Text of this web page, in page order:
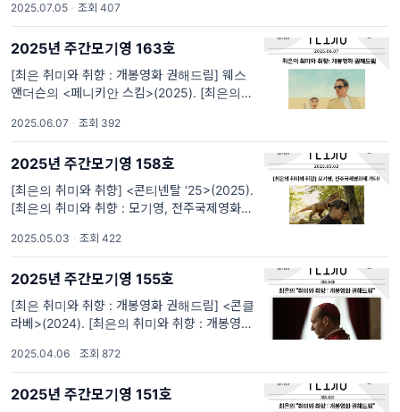
반 학생들의 이야기를 연달아 보게 되었습니다.
지난 주 모기영 시사회로 미리 만난 이란희 감
독의
2025.07.05 · 조회 407
2025년 주간모기영 163호
[최은 취미와 취향 : 개봉영화 권해드림] 웨스
앤더슨의 <페니키안 스킴>(2025). [최은의 취
<페니키안 스킴>(2025) “도살장처럼 변해버
린 세상에도 희망은 존재한다.” 웨스 앤더슨의
영화 <그랜드 부다페스트 호
2025.06.07 · 조회 392
2025년 주간모기영 158호
[최은의 취미와 취향] <콘티넨탈 ‘25>(2025).
[최은의 취미와 취향 : 모기영, 전주국제영화제
(2025): “불법이 아니면, 괜찮은가” 루마니아
북부 트란실바니아에 사는 헝가리
2025.05.03 · 조회 422
2025년 주간모기영 155호
[최은 취미와 취향 : 개봉영화 권해드림] <콘클
라베>(2024). [최은의 취미와 취향 : 개봉영화
해제해야 할 이유 2024년 12월 3일 내란의 밤
이후 4개월여의 시간이 흘렀습니다. 이르면
2025.04.06 · 조회 872
2025년 주간모기영 151호